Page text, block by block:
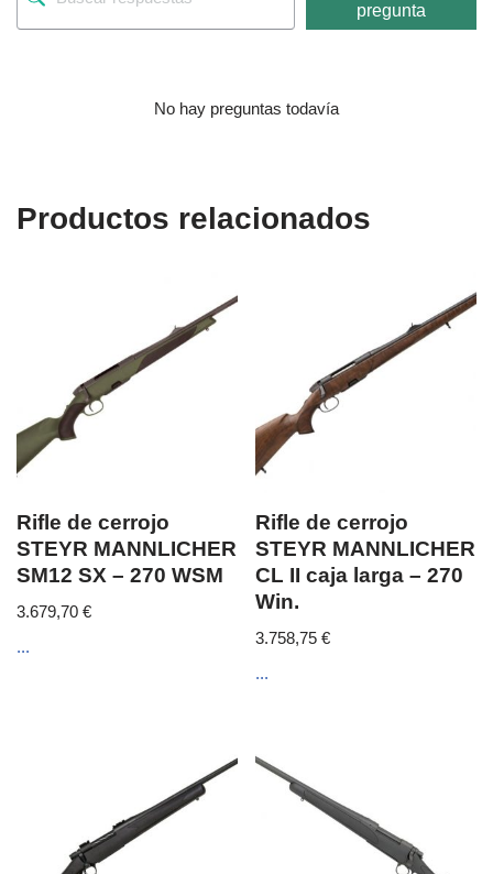
pregunta
No hay preguntas todavía
Productos relacionados
Rifle de cerrojo
STEYR MANNLICHER
SM12 SX – 270 WSM
3.679,70 €
...
Rifle de cerrojo
STEYR MANNLICHER
CL II caja larga – 270
Win.
3.758,75€
...